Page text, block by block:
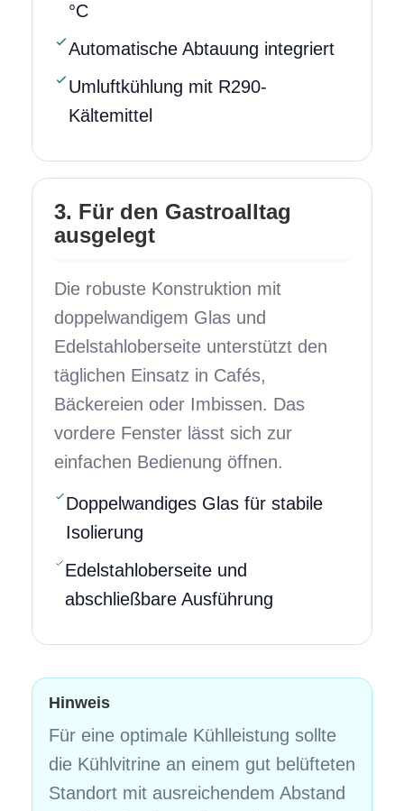
°C
Automatische Abtauung integriert
Umluftkühlung mit R290-
Kältemittel
3. Für den Gastroalltag
ausgelegt
Die robuste Konstruktion mit
doppelwandigem Glas und
Edelstahloberseite unterstützt den
täglichen Einsatz in Cafés,
Bäckereien oder Imbissen. Das
vordere Fenster lässt sich zur
einfachen Bedienung öffnen.
Doppelwandiges Glas für stabile
Isolierung
Edelstahloberseite und
abschließbare Ausführung
Hinweis
Für eine optimale Kühlleistung sollte
die Kühlvitrine an einem gut belüfteten
Standort mit ausreichendem Abstand